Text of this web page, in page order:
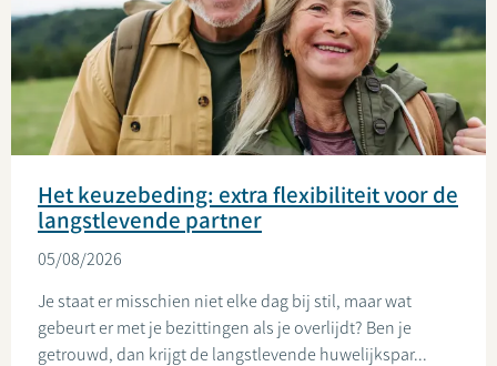
Het keuzebeding: extra flexibiliteit voor de
langstlevende partner
05/08/2026
Je staat er misschien niet elke dag bij stil, maar wat
gebeurt er met je bezittingen als je overlijdt? Ben je
getrouwd, dan krijgt de langstlevende huwelijkspar...